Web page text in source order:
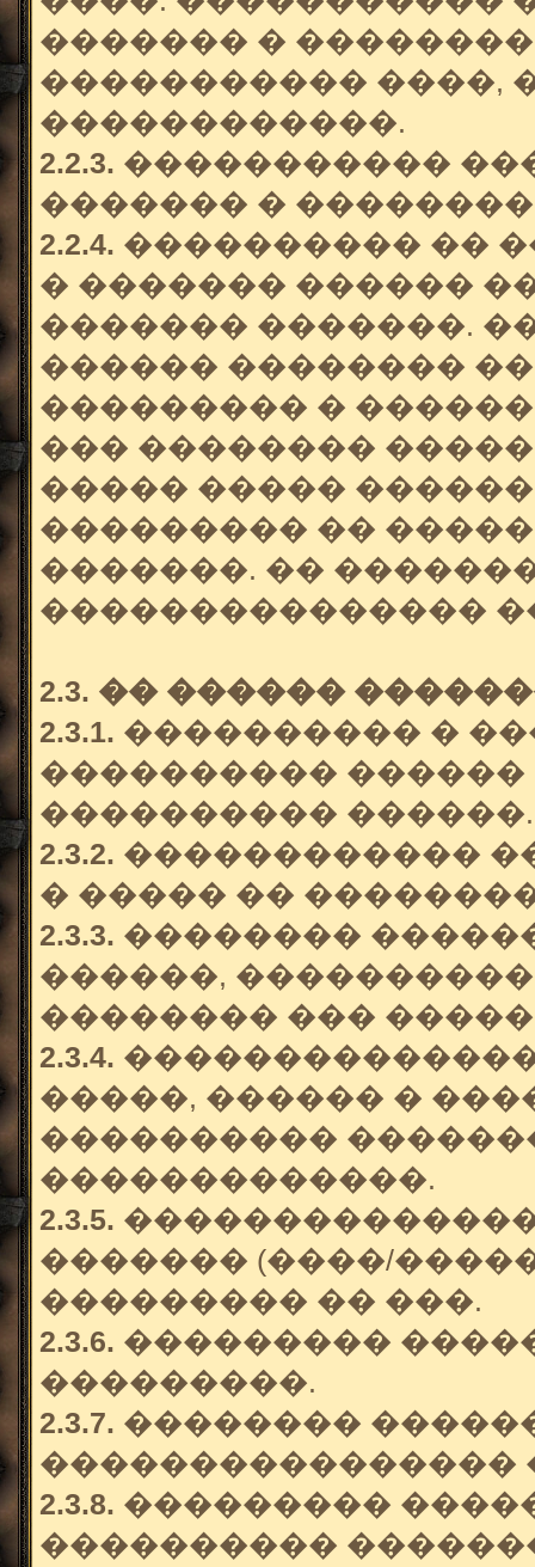
������� �
����������� ����,
������������.
2.2.3. �����������
������� �
2.2.4. ���������� ��
� ������� ������
������� �������.
������ ��������
��������� �
��� ��������
����� �����
��������� ��
�������. ��
���������������
2.3. �� ������
2.3.1. ���������� �
���������� ������
���������� ������.
2.3.2. ������������
� ����� ��
2.3.3. ��������
������,
�������� ���
2.3.4.
�����, ������ �
����������
�������������.
2.3.5.
������� (����/
��������� �� ���.
2.3.6. ���������
���������.
2.3.7. ��������
����������������
2.3.8. ���������
����������